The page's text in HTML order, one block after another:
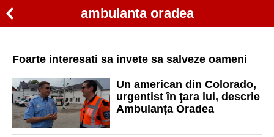
ambulanta oradea
Foarte interesati sa invete sa salveze oameni
Un american din Colorado,
urgentist în ţara lui, descrie
Ambulanţa Oradea